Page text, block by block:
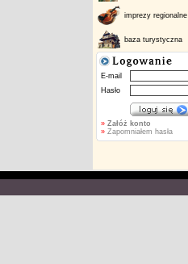
imprezy regionalne
baza turystyczna
E-mail
Hasło
» Załóż konto
»Zapomniałem hasła